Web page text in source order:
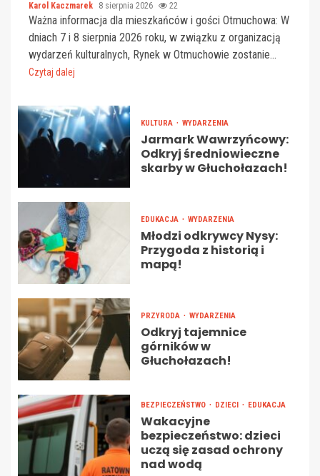
Karol Kaczmarek 8 sierpnia 2026 22
Ważna informacja dla mieszkańców i gości Otmuchowa: W
dniach 7 i 8 sierpnia 2026 roku, w związku z organizacją
wydarzeń kulturalnych, Rynek w Otmuchowie zostanie...
Czytaj dalej
KULTURA WYDARZENIA
Jarmark Wawrzyńcowy:
Odkryj średniowieczne
skarby w Głuchołazach!
EDUKACJA WYDARZENIA
Młodzi odkrywcy Nysy:
Przygoda z historią i
mapą!
PRZYRODA WYDARZENIA
Odkryj tajemnice
górników w
Głuchołazach!
BEZPIECZEŃSTWO DZIECI EDUKACJA
Wakacyjne
bezpieczeństwo: dzieci
uczą się zasad ochrony
nad wodą